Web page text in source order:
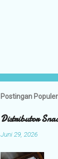
Postingan Populer
Distributor
Juni 29, 2026